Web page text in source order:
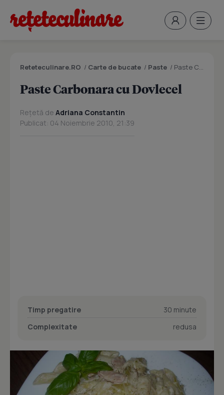
Reteteculinare.RO / Carte de bucate / Paste / Paste Carbonara cu Dovlecel
Paste Carbonara cu Dovlecel
Rețetă de Adriana Constantin
Publicat: 04 Noiembrie 2010, 21:39
Timp pregatire
30 minute
Complexitate
redusa